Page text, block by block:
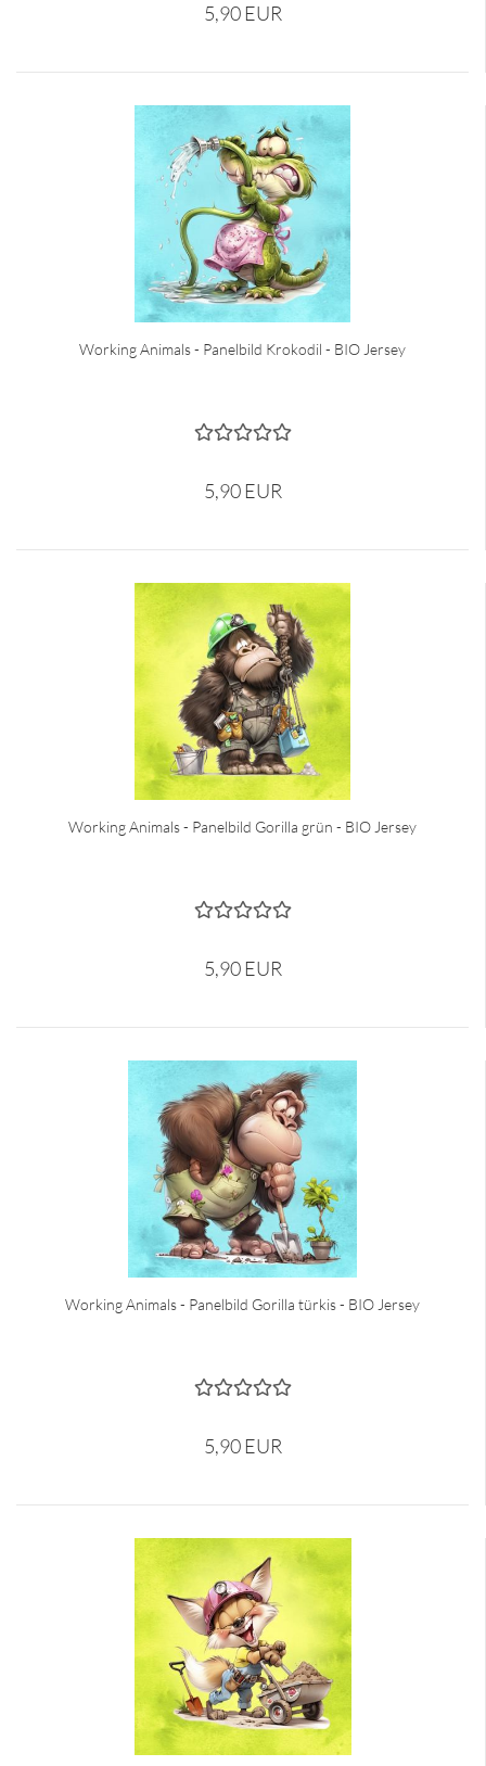
5,90 EUR
Working Animals - Panelbild Krokodil - BIO Jersey
5,90 EUR
Working Animals - Panelbild Gorilla grün - BIO Jersey
5,90 EUR
Working Animals - Panelbild Gorilla türkis - BIO Jersey
5,90 EUR